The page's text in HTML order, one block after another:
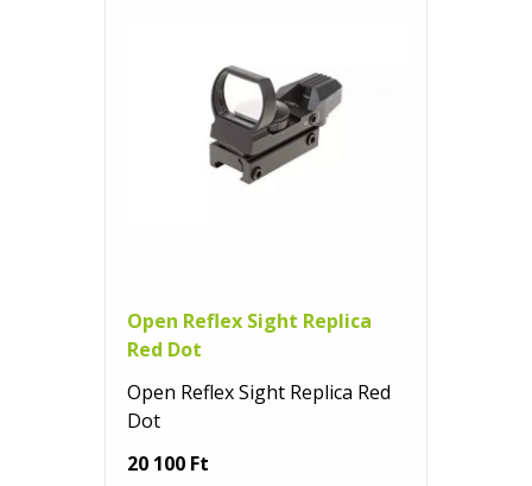
Open Reflex Sight Replica
Red Dot
Open Reflex Sight Replica Red
Dot
20 100 Ft